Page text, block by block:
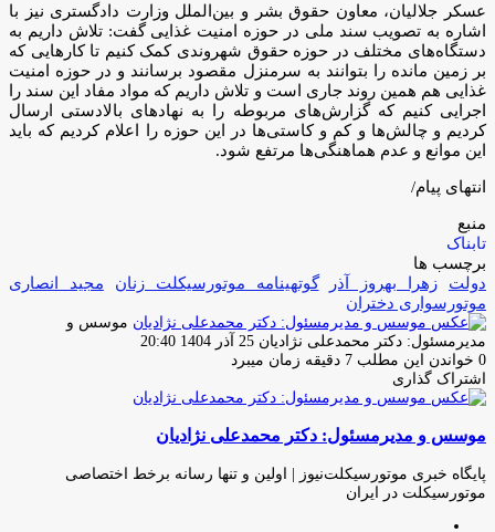
عسکر جلالیان، معاون حقوق بشر و بین‌الملل وزارت دادگستری نیز با
اشاره به تصویب سند ملی در حوزه امنیت غذایی گفت: تلاش داریم به
دستگاه‌های مختلف در حوزه حقوق شهروندی کمک کنیم تا کارهایی که
بر زمین مانده را بتوانند به سرمنزل مقصود برسانند و در حوزه امنیت
غذایی هم همین روند جاری است و تلاش داریم که مواد مفاد این سند را
اجرایی کنیم که گزارش‌های مربوطه را به نهادهای بالادستی ارسال
کردیم و چالش‌ها و کم و کاستی‌ها در این حوزه را اعلام کردیم که باید
این موانع و عدم هماهنگی‌ها مرتفع شود.
انتهای پیام/
منبع
تابناک
برچسب ها
دولت
زهرا بهروز آذر گوتهینامه موتورسیکلت زنان
مجید انصاری
موتورسواری دختران
موسس و
مدیرمسئول: دکتر محمدعلی نژادیان ارسال
ایمیل
25 آذر 1404 20:40
0 خواندن این مطلب 7 دقیقه زمان میبرد
اشتراک گذاری
فیس
توئیتر
لینکدین
واتس
تلگرام
اشتراک
از
ایمیل
چاپ
موسس و مدیرمسئول: دکتر محمدعلی نژادیان
پایگاه خبری موتورسیکلت‌نیوز | اولین و تنها رسانه برخط اختصاصی
موتورسیکلت در ایران